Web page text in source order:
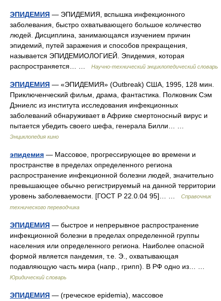
ЭПИДЕМИЯ — ЭПИДЕМИЯ, вспышка инфекционного
заболевания, быстро охватывающего большое количество
людей. Дисциплина, занимающаяся изучением причин
эпидемий, путей заражения и способов прекращения,
называется ЭПИДЕМИОЛОГИЕЙ. Эпидемия, которая
распространяется… …
Научно-технический энциклопедический словарь
ЭПИДЕМИЯ — «ЭПИДЕМИЯ» (Outbreak) CША, 1995, 128 мин.
Приключенческий фильм, драма, фантастика. Полковник Сэм
Дэниелс из института исследования инфекционных
заболеваний обнаруживает в Африке смертоносный вирус и
пытается убедить своего шефа, генерала Билли… …
Энциклопедия кино
эпидемия — Массовое, прогрессирующее во времени и
пространстве в пределах определенного региона
распространение инфекционной болезни людей, значительно
превышающее обычно регистрируемый на данной территории
уровень заболеваемости. [ГОСТ Р 22.0.04 95]… …
Справочник
технического переводчика
ЭПИДЕМИЯ — быстрое и непрерывное распространение
инфекционной болезни в пределах определенной группы
населения или определенного региона. Наиболее опасной
формой является пандемия, т.е. Э., охватывающая
подавляющую часть мира (напр., грипп). В РФ одно из… …
Юридический словарь
ЭПИДЕМИЯ — (греческое epidemia), массовое